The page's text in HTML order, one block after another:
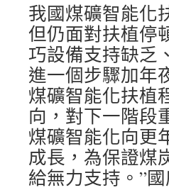
我國煤礦智能化
但仍面對扶植停
巧設備支持缺乏
進一個步驟加年
煤礦智能化扶植
向，對下一階段
煤礦智能化向更
成長，為保證煤
給無力支持。”